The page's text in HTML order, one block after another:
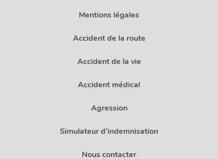
Mentions légales
Accident de la route
Accident de la vie
Accident médical
Agression
Simulateur d’indemnisation
Nous contacter